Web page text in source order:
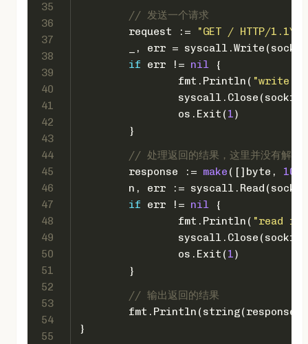
35
36
37
38
39
40
41
42
43
44
45
46
47
48
49
50
51
52
53
54
55
// 发送一个请求
	request :=
"GET / HTTP/
_, err =
if err != nil {
		fmt.Println(
"write
		syscall.Close(sockfd)
		os.Exit(
1)
	}
// 处理返回的结果，这里并没有解
	response :=
make ([] byte , 1024
n, err :=
if err != nil {
		fmt.Println(
"read
		syscall.Close(sockfd)
		os.Exit(
1)
	}
// 输出返回的结果
	fmt.Println(
string
}